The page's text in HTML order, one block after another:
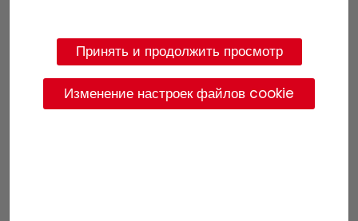
Принять и продолжить просмотр
Изменение настроек файлов cookie
Ламинатные печи